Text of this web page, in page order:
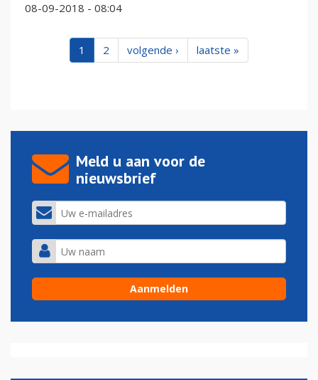
08-09-2018 - 08:04
1 2 volgende › laatste »
Meld u aan voor de
nieuwsbrief